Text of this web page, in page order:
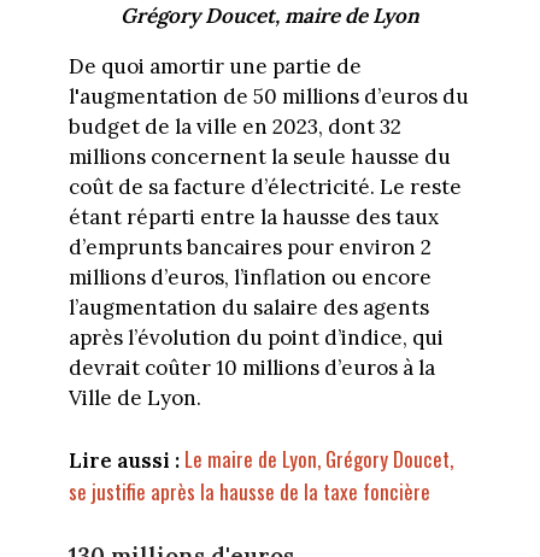
Grégory Doucet, maire de Lyon
De quoi amortir une partie de
l'augmentation de 50 millions d’euros du
budget de la ville en 2023, dont 32
millions concernent la seule hausse du
coût de sa facture d’électricité. Le reste
étant réparti entre la hausse des taux
d’emprunts bancaires pour environ 2
millions d’euros, l’inflation ou encore
l’augmentation du salaire des agents
après l’évolution du point d’indice, qui
devrait coûter 10 millions d’euros à la
Ville de Lyon.
Lire aussi : Le maire de Lyon, Grégory Doucet,
se justifie après la hausse de la taxe foncière